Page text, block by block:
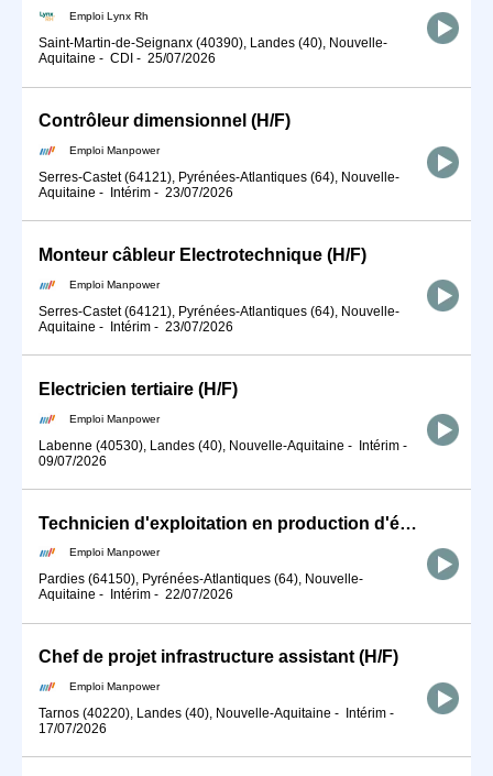
Emploi Lynx Rh
Saint-Martin-de-Seignanx (40390), Landes (40), Nouvelle-
Aquitaine - CDI - 25/07/2026
Contrôleur dimensionnel (H/F)
Emploi Manpower
Serres-Castet (64121), Pyrénées-Atlantiques (64), Nouvelle-
Aquitaine - Intérim - 23/07/2026
Monteur câbleur Electrotechnique (H/F)
Emploi Manpower
Serres-Castet (64121), Pyrénées-Atlantiques (64), Nouvelle-
Aquitaine - Intérim - 23/07/2026
Electricien tertiaire (H/F)
Emploi Manpower
Labenne (40530), Landes (40), Nouvelle-Aquitaine - Intérim -
09/07/2026
Technicien d'exploitation en production d'énergie mécanique (H/F)
Emploi Manpower
Pardies (64150), Pyrénées-Atlantiques (64), Nouvelle-
Aquitaine - Intérim - 22/07/2026
Chef de projet infrastructure assistant (H/F)
Emploi Manpower
Tarnos (40220), Landes (40), Nouvelle-Aquitaine - Intérim -
17/07/2026